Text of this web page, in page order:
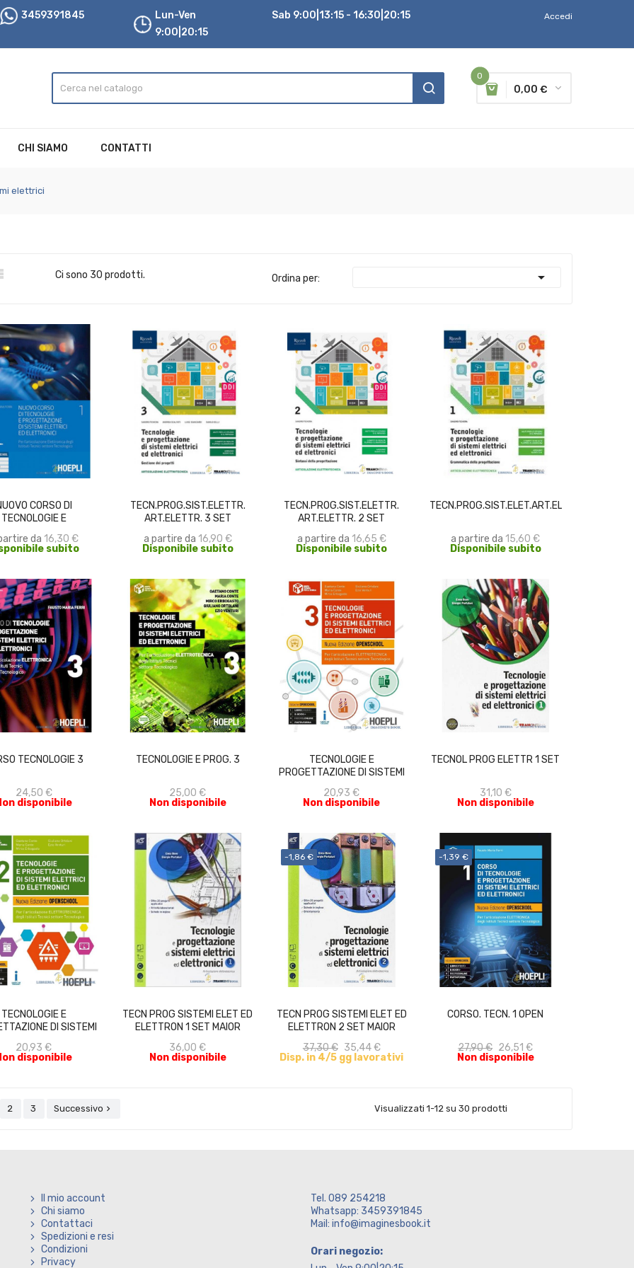
3459391845
Lun-Ven
9:00|20:15
Sab 9:00|13:15 - 16:30|20:15 Accedi
0
0,00 €
CHI SIAMO CONTATTI
elettrici
Ci sono 30 prodotti. Ordina per: 
CORSO DI
TECNOLOGIE E
da 16,30 €
subito
SCEGLI
TECN.PROG.SIST.ELETTR.
ART.ELETTR. 3 SET
a partire da 16,90 €
Disponibile subito
SCEGLI
TECN.PROG.SIST.ELETTR.
ART.ELETTR. 2 SET
a partire da 16,65 €
Disponibile subito
SCEGLI
TECN.PROG.SIST.ELET.ART.ELETTROT.1SET
a partire da 15,60 €
Disponibile subito
SCEGLI
TECNOLOGIE 3
24,50 €
disponibile
ACQUISTA
TECNOLOGIE E PROG. 3
25,00 €
Non disponibile
ACQUISTA
TECNOLOGIE E
PROGETTAZIONE DI SISTEMI
20,93 €
Non disponibile
ACQUISTA
TECNOL PROG ELETTR 1 SET
31,10 €
Non disponibile
ACQUISTA
TECNOLOGIE E
DI SISTEMI
20,93 €
disponibile
ACQUISTA
TECN PROG SISTEMI ELET ED
ELETTRON 1 SET MAIOR
36,00 €
Non disponibile
ACQUISTA
-1,86 €
TECN PROG SISTEMI ELET ED
ELETTRON 2 SET MAIOR
37,30 € 35,44 €
Disp. in 4/5 gg lavorativi
ACQUISTA
-1,39 €
CORSO. TECN. 1 OPEN
27,90 € 26,51 €
Non disponibile
ACQUISTA
2 3 Successivo  Visualizzati 1-12 su 30 prodotti
Il mio account
Chi siamo
Contattaci
Spedizioni e resi
Condizioni
Privacy
Tel. 089 254218
Whatsapp: 3459391845
Mail: info@imaginesbook.it
Orari negozio: